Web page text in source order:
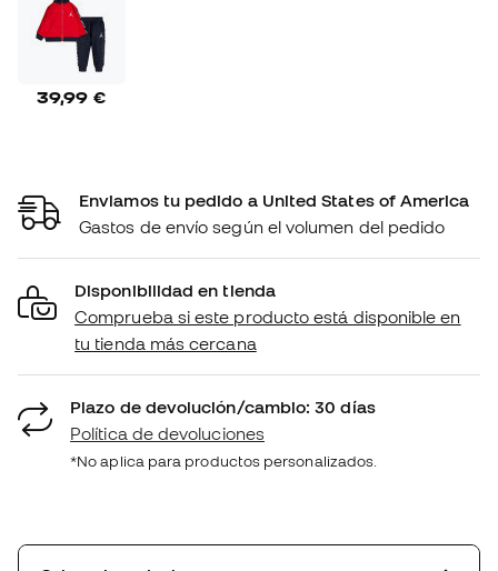
39,99 €
Enviamos tu pedido a United States of America
Gastos de envío según el volumen del pedido
Disponibilidad en tienda
Comprueba si este producto está disponible en
tu tienda más cercana
Plazo de devolución/cambio: 30 días
Política de devoluciones
*No aplica para productos personalizados.